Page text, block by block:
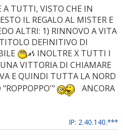
TUTTI, VISTO CHE IN
IL REGALO AL MISTER E
ALTRI: 1) RINNOVO A VITA
DEFINITIVO DI
INOLTRE X TUTTI I
VITTORIA DI CHIAMARE
E QUINDI TUTTA LA NORD
"ROPPOPPO'"
ANCORA
IP: 2.40.140.***